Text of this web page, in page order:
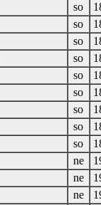
so
so
so
so
so
so
so
so
so
ne
ne
ne